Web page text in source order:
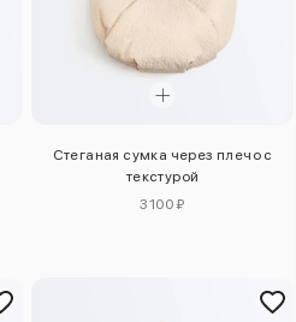
Стеганая сумка через плечо с
текстурой
3100 ₽